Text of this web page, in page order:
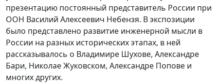
презентацию постоянный представитель России при
ООН Василий Алексеевич Небензя. В экспозиции
было представлено развитие инженерной мысли в
России на разных исторических этапах, в ней
рассказывалось о Владимире Шухове, Александре
Бари, Николае Жуковском, Александре Попове и
многих других.